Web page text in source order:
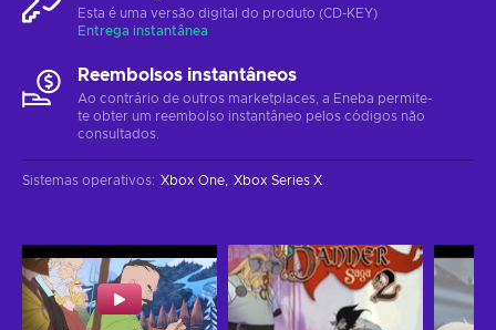
Esta é uma versão digital do produto (CD-KEY)
Entrega instantânea
Reembolsos instantâneos
Ao contrário de outros marketplaces, a Eneba permite-
te obter um reembolso instantâneo pelos códigos não
consultados.
Sistemas operativos: Xbox One Xbox Series X